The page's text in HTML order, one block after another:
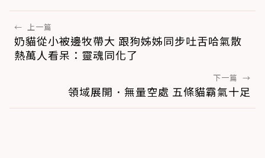
← 上一篇
奶貓從小被邊牧帶大 跟狗姊姊同步吐舌哈氣散
熱萬人看呆：靈魂同化了
下一篇 →
領域展開．無量空處 五條貓霸氣十足